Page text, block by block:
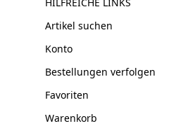
Artikel suchen
Konto
Bestellungen verfolgen
Favoriten
Warenkorb